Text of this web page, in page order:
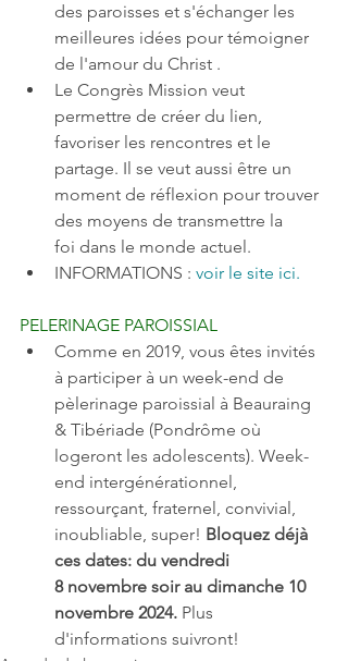
des paroisses et s'échanger les
meilleures idées pour témoigner
de l'amour du Christ .
Le Congrès Mission veut
permettre de créer du lien,
favoriser les rencontres et le
partage. Il se veut aussi être un
moment de réflexion pour trouver
des moyens de transmettre la
foi dans le monde actuel.
INFORMATIONS : voir le site ici.
PELERINAGE PAROISSIAL
Comme en 2019, vous êtes invités
à participer à un week-end de
pèlerinage paroissial à Beauraing
& Tibériade (Pondrôme où
logeront les adolescents). Week-
end intergénérationnel,
ressourçant, fraternel, convivial,
inoubliable, super! Bloquez déjà
ces dates: du vendredi
8 novembre soir au dimanche 10
novembre 2024. Plus
d'informations suivront!